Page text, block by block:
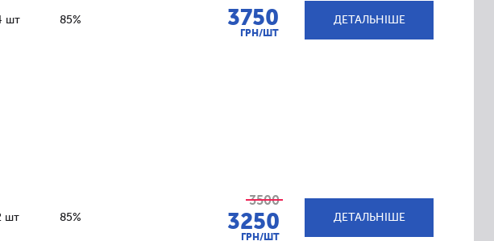
шт 85% 3750
ГРН/ШТ
ДЕТАЛЬНІШЕ
шт 85%
3500
3250
ГРН/ШТ
ДЕТАЛЬНІШЕ